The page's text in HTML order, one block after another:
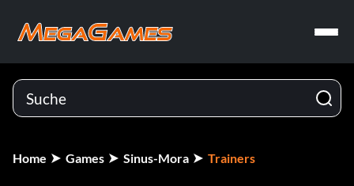
Home Games Sinus-Mora Trainers